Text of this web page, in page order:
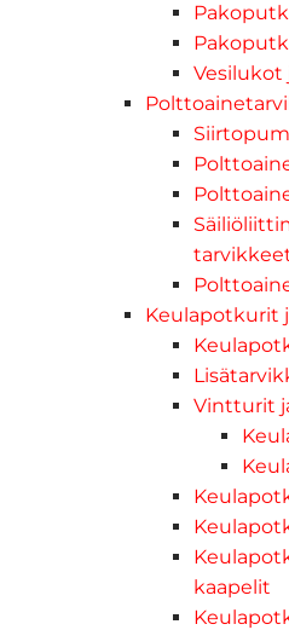
Keulapotkurit
Vintturit
kaapelit